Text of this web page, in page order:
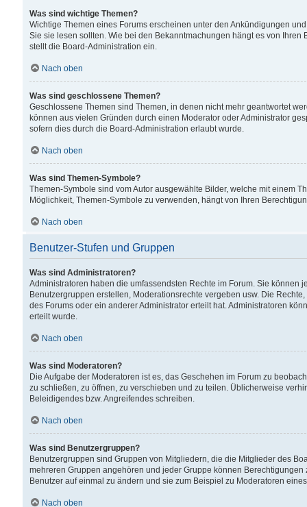
Was sind wichtige Themen?
Wichtige Themen eines Forums erscheinen unter den Ankündigungen
Sie sie lesen sollten. Wie bei den Bekanntmachungen hängt es von
stellt die Board-Administration ein.
Nach oben
Was sind geschlossene Themen?
Geschlossene Themen sind Themen, in denen nicht mehr geantwortet
können aus vielen Gründen durch einen Moderator oder Administrator
sofern dies durch die Board-Administration erlaubt wurde.
Nach oben
Was sind Themen-Symbole?
Themen-Symbole sind vom Autor ausgewählte Bilder, welche mit einem
Möglichkeit, Themen-Symbole zu verwenden, hängt von Ihren
Nach oben
Benutzer-Stufen und Gruppen
Was sind Administratoren?
Administratoren haben die umfassendsten Rechte im Forum. Sie können
Benutzergruppen erstellen, Moderationsrechte vergeben usw. Die
des Forums oder ein anderer Administrator erteilt hat. Administratoren
erteilt wurde.
Nach oben
Was sind Moderatoren?
Die Aufgabe der Moderatoren ist es, das Geschehen im Forum zu
zu schließen, zu öffnen, zu verschieben und zu teilen. Üblicherweise
Beleidigendes bzw. Angreifendes schreiben.
Nach oben
Was sind Benutzergruppen?
Benutzergruppen sind Gruppen von Mitgliedern, die die Mitglieder des
mehreren Gruppen angehören und jeder Gruppe können
Benutzer auf einmal zu ändern und sie zum Beispiel zu Moderatoren
Nach oben